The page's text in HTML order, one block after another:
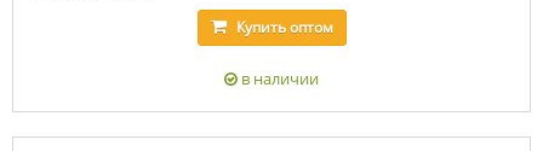
Купитьоптом
в наличии